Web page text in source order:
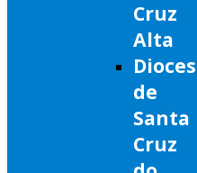
Cruz
Alta
de
Santa
Cruz